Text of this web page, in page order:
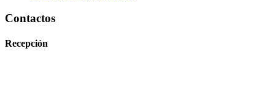
Contactos
Recepción